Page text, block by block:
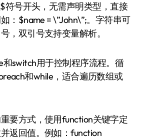
符号开头，无需声明类型，直接
：$name = \”John\”;。字符串可
，双引号支持变量解析。
和switch用于控制程序流程。循
和while，适合遍历数组或
要方式，使用function关键字定
返回值。例如：function